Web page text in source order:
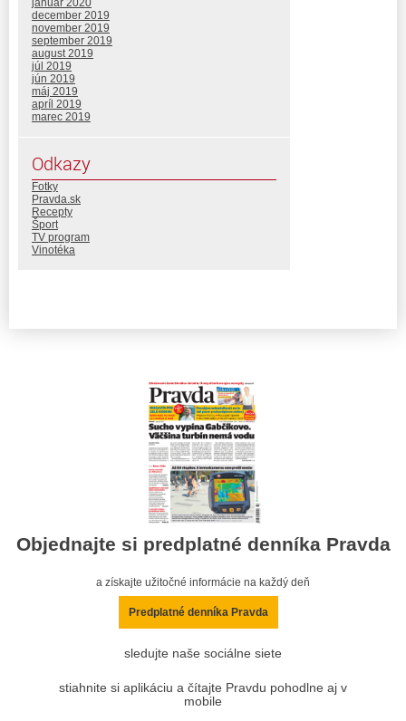
január 2020
december 2019
november 2019
september 2019
august 2019
júl 2019
jún 2019
máj 2019
apríl 2019
marec 2019
Odkazy
Fotky
Pravda.sk
Recepty
Šport
TV program
Vinotéka
Objednajte si predplatné denníka Pravda
a získajte užitočné informácie na každý deň
Predplatné denníka Pravda
sledujte naše sociálne siete
stiahnite si aplikáciu a čítajte Pravdu pohodlne aj v
mobile